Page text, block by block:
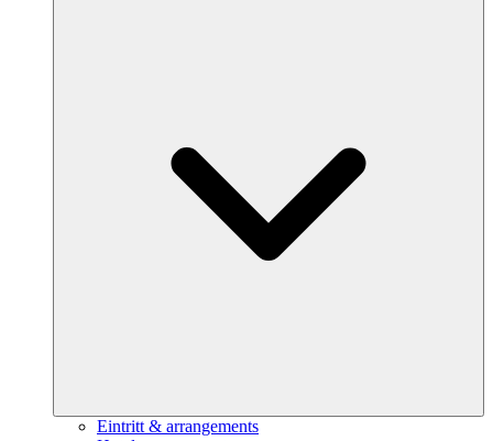
Eintritt & arrangements